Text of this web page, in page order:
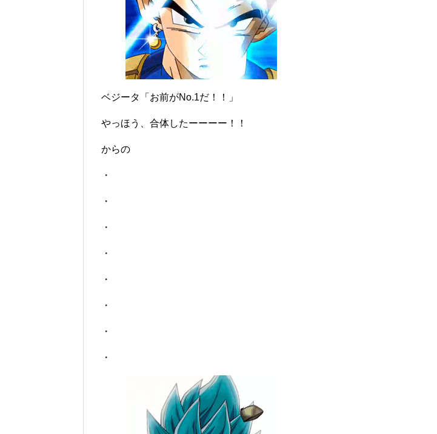
ベジータ「お前がNo.1だ！！」
やっほう、合体したーーーー！！
からの
・
・
・
・
・
・
・
・